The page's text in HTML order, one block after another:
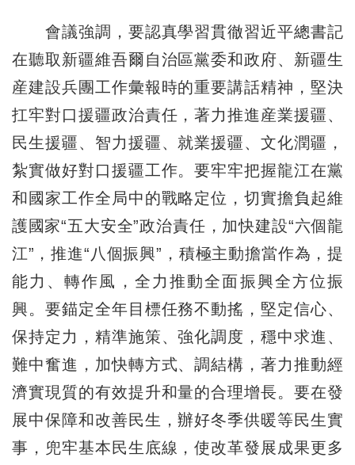
會議強調，要認真學習貫徹習近平總書記
在聽取新疆維吾爾自治區黨委和政府、新疆生
産建設兵團工作彙報時的重要講話精神，堅決
扛牢對口援疆政治責任，著力推進産業援疆、
民生援疆、智力援疆、就業援疆、文化潤疆，
紮實做好對口援疆工作。要牢牢把握龍江在黨
和國家工作全局中的戰略定位，切實擔負起維
護國家“五大安全”政治責任，加快建設“六個龍
江”，推進“八個振興”，積極主動擔當作為，提
能力、轉作風，全力推動全面振興全方位振
興。要錨定全年目標任務不動搖，堅定信心、
保持定力，精準施策、強化調度，穩中求進、
難中奮進，加快轉方式、調結構，著力推動經
濟實現質的有效提升和量的合理增長。要在發
展中保障和改善民生，辦好冬季供暖等民生實
事，兜牢基本民生底線，使改革發展成果更多